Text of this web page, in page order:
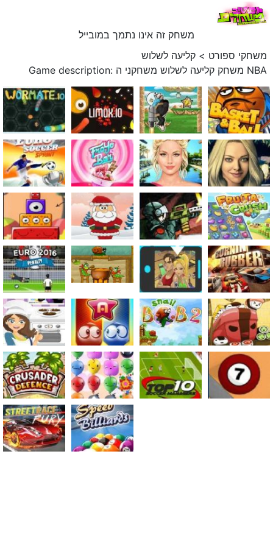
משחק זה אינו נתמך במובייל
משחקי ספורט > קליעה לשלוש
Game description: משחק קליעה לשלוש משחקני ה NBA